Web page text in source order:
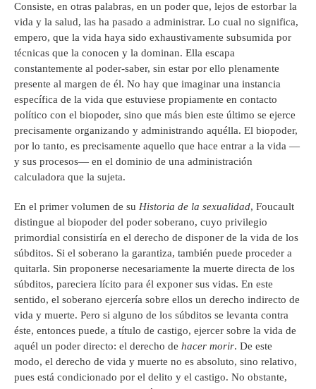
Consiste, en otras palabras, en un poder que, lejos de estorbar la
vida y la salud, las ha pasado a administrar. Lo cual no significa,
empero, que la vida haya sido exhaustivamente subsumida por
técnicas que la conocen y la dominan. Ella escapa
constantemente al poder-saber, sin estar por ello plenamente
presente al margen de él. No hay que imaginar una instancia
específica de la vida que estuviese propiamente en contacto
político con el biopoder, sino que más bien este último se ejerce
precisamente organizando y administrando aquélla. El biopoder,
por lo tanto, es precisamente aquello que hace entrar a la vida —
y sus procesos— en el dominio de una administración
calculadora que la sujeta.
En el primer volumen de su Historia de la sexualidad, Foucault
distingue al biopoder del poder soberano, cuyo privilegio
primordial consistiría en el derecho de disponer de la vida de los
súbditos. Si el soberano la garantiza, también puede proceder a
quitarla. Sin proponerse necesariamente la muerte directa de los
súbditos, pareciera lícito para él exponer sus vidas. En este
sentido, el soberano ejercería sobre ellos un derecho indirecto de
vida y muerte. Pero si alguno de los súbditos se levanta contra
éste, entonces puede, a título de castigo, ejercer sobre la vida de
aquél un poder directo: el derecho de hacer morir. De este
modo, el derecho de vida y muerte no es absoluto, sino relativo,
pues está condicionado por el delito y el castigo. No obstante,